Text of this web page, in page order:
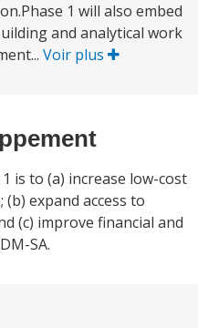
1 will also embed
and analytical work
Voir plus
is to (a) increase low-cost
expand access to
(c) improve financial and
SA.